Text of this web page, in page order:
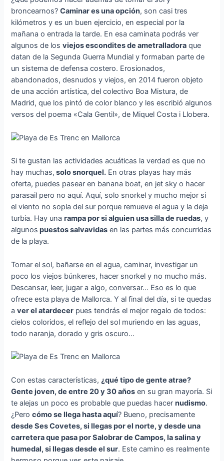
broncearnos?Caminar es una opción, son casi tres
kilómetros y es un buen ejercicio, en especial por la
mañana o entrada la tarde. En esa caminata podrás ver
algunos de losviejos escondites de ametralladora que
datan de la Segunda Guerra Mundial y formaban parte de
un sistema de defensa costero. Erosionados,
abandonados, desnudos y viejos, en 2014 fueron objeto
de una acción artística, del colectivo Boa Mistura, de
Madrid, que los pintó de color blanco y les escribió algunos
versos del poema «Cala Gentil», de Miquel Costa i Llobera.
Si te gustan las actividades acuáticas la verdad es que no
hay muchas, solo snorquel. En otras playas hay más
oferta, puedes pasear en banana boat, en jet sky o hacer
parasail pero no aquí. Aquí, solo snorkel y mucho mejor si
el viento no sopla del sur porque remueve el agua y la deja
turbia. Hay unarampa por si alguien usa silla de ruedas, y
algunos puestos salvavidas en las partes más concurridas
de la playa.
Tomar el sol, bañarse en el agua, caminar, investigar un
poco los viejos búnkeres, hacer snorkel y no mucho más.
Descansar, leer, jugar a algo, conversar… Eso es lo que
ofrece esta playa de Mallorca. Y al final del día, si te quedas
aver el atardecer pues tendrás el mejor regalo de todos:
cielos coloridos, el reflejo del sol muriendo en las aguas,
todo naranja, dorado y gris oscuro…
Con estas características,¿qué tipo de gente atrae?
Gente joven, de entre 20 y 30 años en su gran mayoría. Si
te alejas un poco es probable que puedas hacernudismo.
¿Perocómo se llega hasta aquí? Bueno, precisamente
desde Ses Covetes, si llegas por el norte, y desde una
carretera que pasa por Salobrar de Campos, la salina y
humedal, si llegas desde el sur. Este camino es realmente